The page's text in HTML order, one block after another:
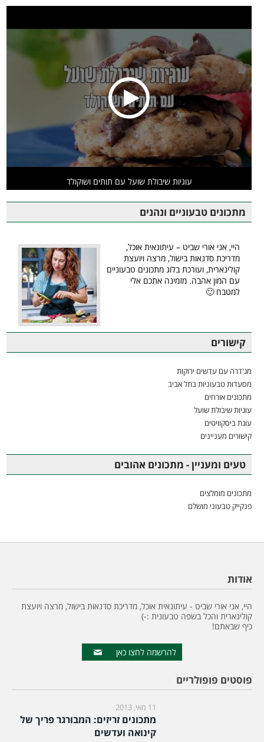
עוגיות שיבולת שועל עם תותים ושוקולד
מתכונים טבעוניים ונהנים
היי, אני אורי שביט – עיתונאית אוכל,
מדריכת סדנאות בישול, מרצה ויועצת
קולינארית, ועורכת בלוג מתכונים טבעוניים
עם המון אהבה. מזמינה אתכם אלי
למטבח 🙂
קישורים
מג'דרה עם עדשים ירוקות
מסעדות טבעוניות בתל אביב
מתכונים אורחים
עוגיות שיבולת שועל
עוגת ביסקוויטים
קישורים מעניינים
טעים ומעניין - מתכונים אהובים
מתכונים מומלצים
פנקייק טבעוני מושלם
אודות
היי, אני אורי שביט - עיתונאית אוכל, מדריכת סדנאות בישול, מרצה ויועצת
קולינארית והכל בשפה טבעונית :-)
כיף שבאתם!
להרשמה לחצו כאן
פוסטים פופולריים
11 מאי, 2013
מתכונים זריזים: המבורגר פריך של
קינואה ועדשים